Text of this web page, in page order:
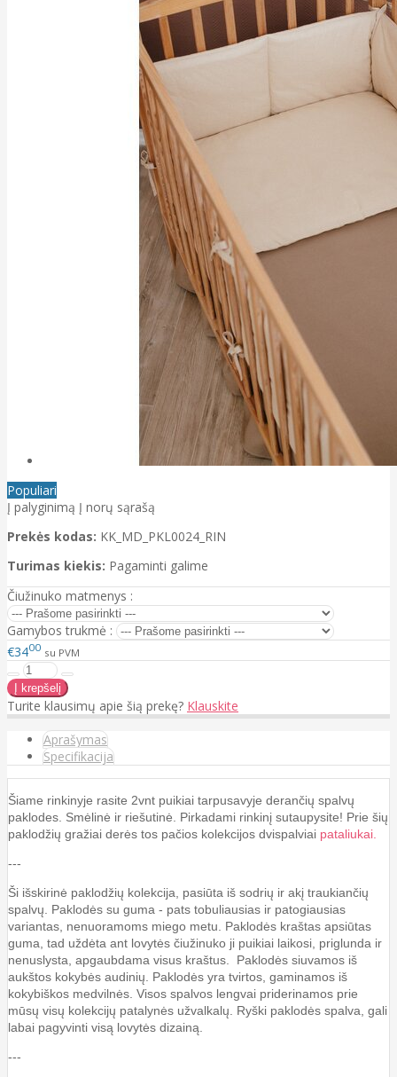
Populiari
Į palyginimą Į norų sąrašą
Prekės kodas: KK_MD_PKL0024_RIN
Turimas kiekis: Pagaminti galime
Čiužinuko matmenys :
Gamybos trukmė :
€3400 su PVM
Turite klausimų apie šią prekę? Klauskite
Aprašymas
Specifikacija
Šiame rinkinyje rasite 2vnt puikiai tarpusavyje derančių spalvų
paklodes. Smėlinė ir riešutinė. Pirkadami rinkinį sutaupysite! Prie šių
paklodžių gražiai derės tos pačios kolekcijos dvispalviai pataliukai.
---
Ši išskirinė paklodžių kolekcija, pasiūta iš sodrių ir akį traukiančių
spalvų. Paklodės su guma - pats tobuliausias ir patogiausias
variantas, nenuoramoms miego metu. Paklodės kraštas apsiūtas
guma, tad uždėta ant lovytės čiužinuko ji puikiai laikosi, priglunda ir
nenuslysta, apgaubdama visus kraštus. Paklodės siuvamos iš
aukštos kokybės audinių. Paklodės yra tvirtos, gaminamos iš
kokybiškos medvilnės. Visos spalvos lengvai priderinamos prie
mūsų visų kolekcijų patalynės užvalkalų. Ryški paklodės spalva, gali
labai pagyvinti visą lovytės dizainą.
---